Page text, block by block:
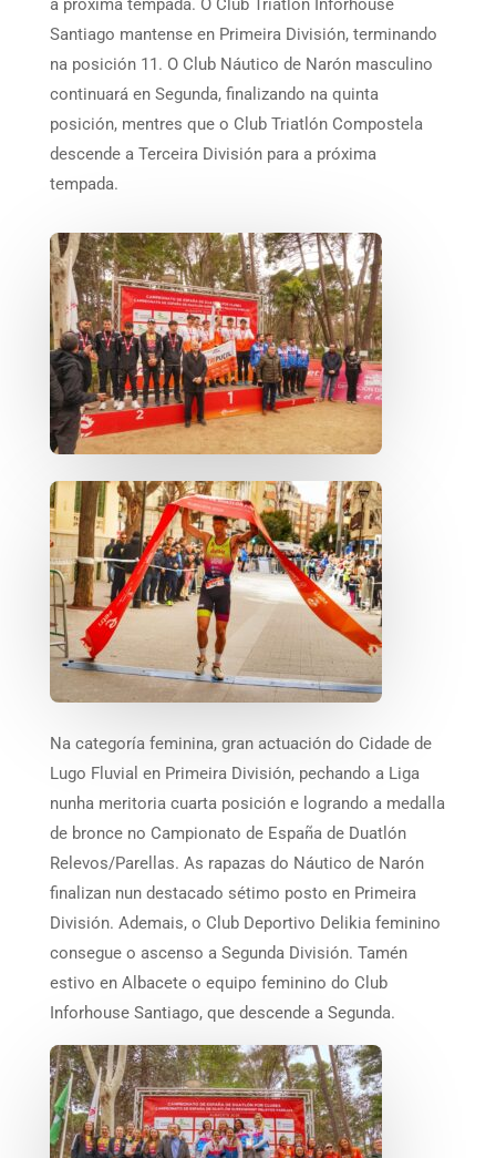
a próxima tempada. O Club Triatlón Inforhouse
Santiago mantense en Primeira División, terminando
na posición 11. O Club Náutico de Narón masculino
continuará en Segunda, finalizando na quinta
posición, mentres que o Club Triatlón Compostela
descende a Terceira División para a próxima
tempada.
Na categoría feminina, gran actuación do Cidade de
Lugo Fluvial en Primeira División, pechando a Liga
nunha meritoria cuarta posición e logrando a medalla
de bronce no Campionato de España de Duatlón
Relevos/Parellas. As rapazas do Náutico de Narón
finalizan nun destacado sétimo posto en Primeira
División. Ademais, o Club Deportivo Delikia feminino
consegue o ascenso a Segunda División. Tamén
estivo en Albacete o equipo feminino do Club
Inforhouse Santiago, que descende a Segunda.